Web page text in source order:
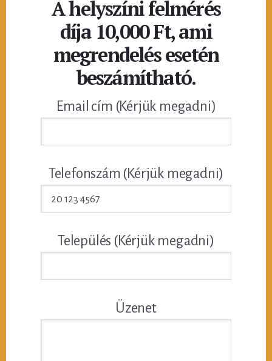
A helyszíni felmérés
díja 10,000 Ft, ami
megrendelés esetén
beszámítható.
Email cím (Kérjük megadni)
Telefonszám (Kérjük megadni)
Település (Kérjük megadni)
Üzenet